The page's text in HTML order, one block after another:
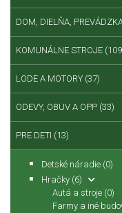
DOM, DIELŇA,
KOMUNÁLNE STROJE
LODE A MOTORY (37)
ODEVY, OBUV A OPP (33)
PRE DETI (13)
Detské náradie (0)
Hračky (6)
Autá a stroje (0)
Farmy a iné